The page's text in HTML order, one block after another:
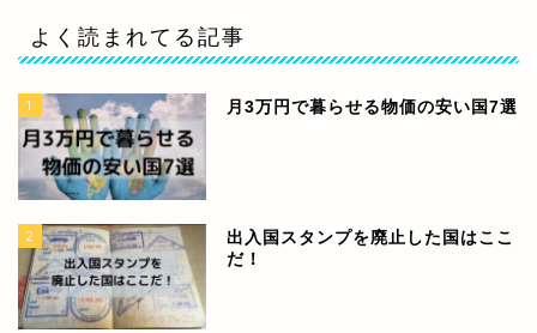
よく読まれてる記事
1 月3万円で暮らせる物価の安い国7選
2
出入国スタンプを廃止した国はここ
だ！